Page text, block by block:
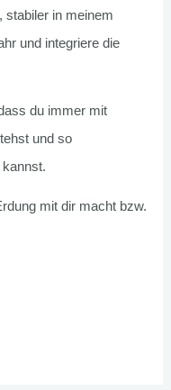
stabiler in meinem
und integriere die
du immer mit
und so
mit dir macht bzw.